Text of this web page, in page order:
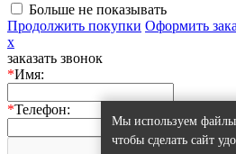
Мы используем
чтобы сделать сайт
Больше не показывать
Продолжить покупки Оформить
x
заказать звонок
*Имя:
*Телефон: